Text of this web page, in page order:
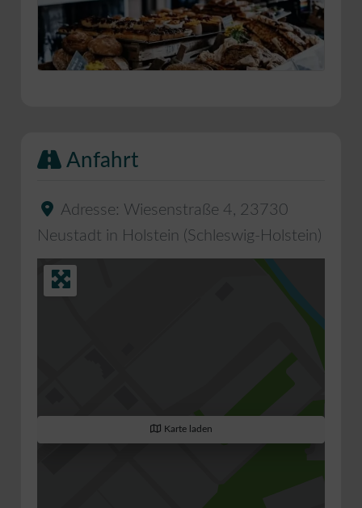
Anfahrt
Adresse: Wiesenstraße 4, 23730
Neustadt in Holstein (Schleswig-Holstein)
Karte laden